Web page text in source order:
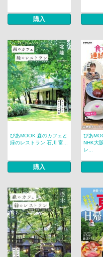
購入
ぴあMOOK 森のカフェと
緑のレストラン 石川 富...
購入
ぴあ
NHK大
レ...